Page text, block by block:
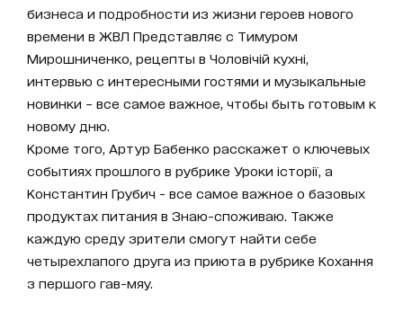
бизнеса и подробности из жизни героев нового
времени в ЖВЛ Представляє с Тимуром
Мирошниченко, рецепты в Чоловічій кухні,
интервью с интересными гостями и музыкальные
новинки – все самое важное, чтобы быть готовым к
новому дню.
Кроме того, Артур Бабенко расскажет о ключевых
событиях прошлого в рубрике Уроки історії, а
Константин Грубич - все самое важное о базовых
продуктах питания в Знаю-споживаю. Также
каждую среду зрители смогут найти себе
четырехлапого друга из приюта в рубрике Кохання
з першого гав-мяу.